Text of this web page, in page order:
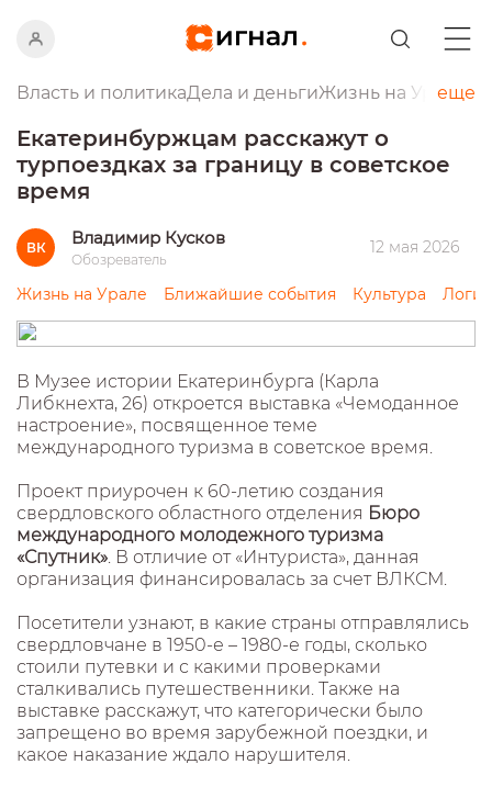
Власть и политикаДела и деньгиЖизнь на Урале
еще
Екатеринбуржцам расскажут о
турпоездках за границу в советское
время
ВК Владимир Кусков
Обозреватель
12 мая 2026
Жизнь на Урале Ближайшие события Культура
В Музее истории Екатеринбурга (Карла
Либкнехта, 26) откроется выставка «Чемоданное
настроение», посвященное теме
международного туризма в советское время.
Проект приурочен к 60-летию создания
свердловского областного отделения Бюро
международного молодежного туризма
«Спутник». В отличие от «Интуриста», данная
организация финансировалась за счет ВЛКСМ.
Посетители узнают, в какие страны отправлялись
свердловчане в 1950-е – 1980-е годы, сколько
стоили путевки и с какими проверками
сталкивались путешественники. Также на
выставке расскажут, что категорически было
запрещено во время зарубежной поездки, и
какое наказание ждало нарушителя.